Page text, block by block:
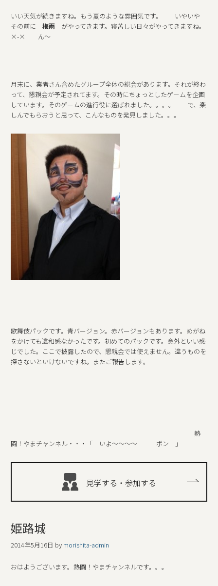
いい天気が続きますね。もう夏のような雰囲気です。 いやいや
その前に梅雨 がやってきます。寝苦しい日々がやってきますね。
×-× ん～
月末に、業者さん含めたグループ全体の総会があります。それが終わ
って、懇親会が予定されてます。その時にちょっとしたゲームを企画
しています。そのゲームの進行役に選ばれました。。。。 で、楽
しんでもらおうと思って、こんなものを発見しました。。。
歌舞伎パックです。青バージョン。赤バージョンもあります。めがね
をかけても違和感なかったです。初めてのパックです。意外といい感
じでした。ここで披露したので、懇親会では使えません。違うものを
探さないといけないですね。またご報告します。
熱
闘！やまチャンネル・・・「 いよ～～～～ ポン 」
見学する・参加する
姫路城
2014年5月16日 by morishita-admin
おはようございます。熱闘！やまチャンネルです。。。